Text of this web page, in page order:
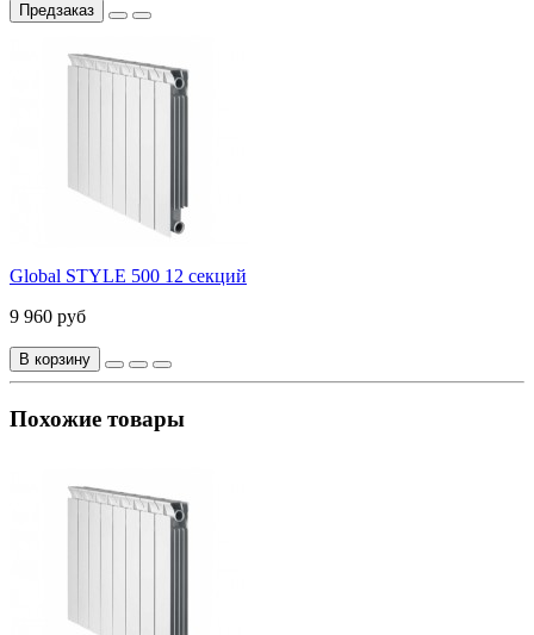
Предзаказ
Global STYLE 500 12 секций
9 960 руб
В корзину
Похожие товары